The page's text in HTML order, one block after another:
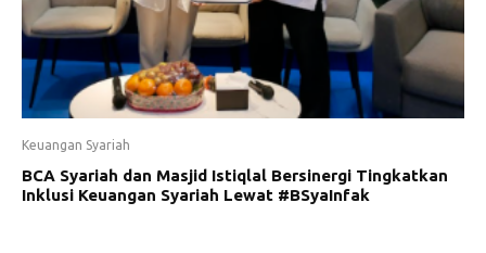
Keuangan Syariah
BCA Syariah dan Masjid Istiqlal Bersinergi Tingkatkan
Inklusi Keuangan Syariah Lewat #BSyaInfak